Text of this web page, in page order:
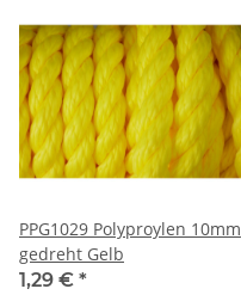
PPG1029 Polyproylen 10mm
gedreht Gelb
1,29 € *